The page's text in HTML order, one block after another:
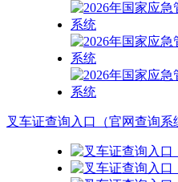
叉车证查询入口（官网查询系